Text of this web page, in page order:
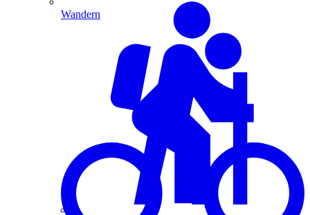
Wandern